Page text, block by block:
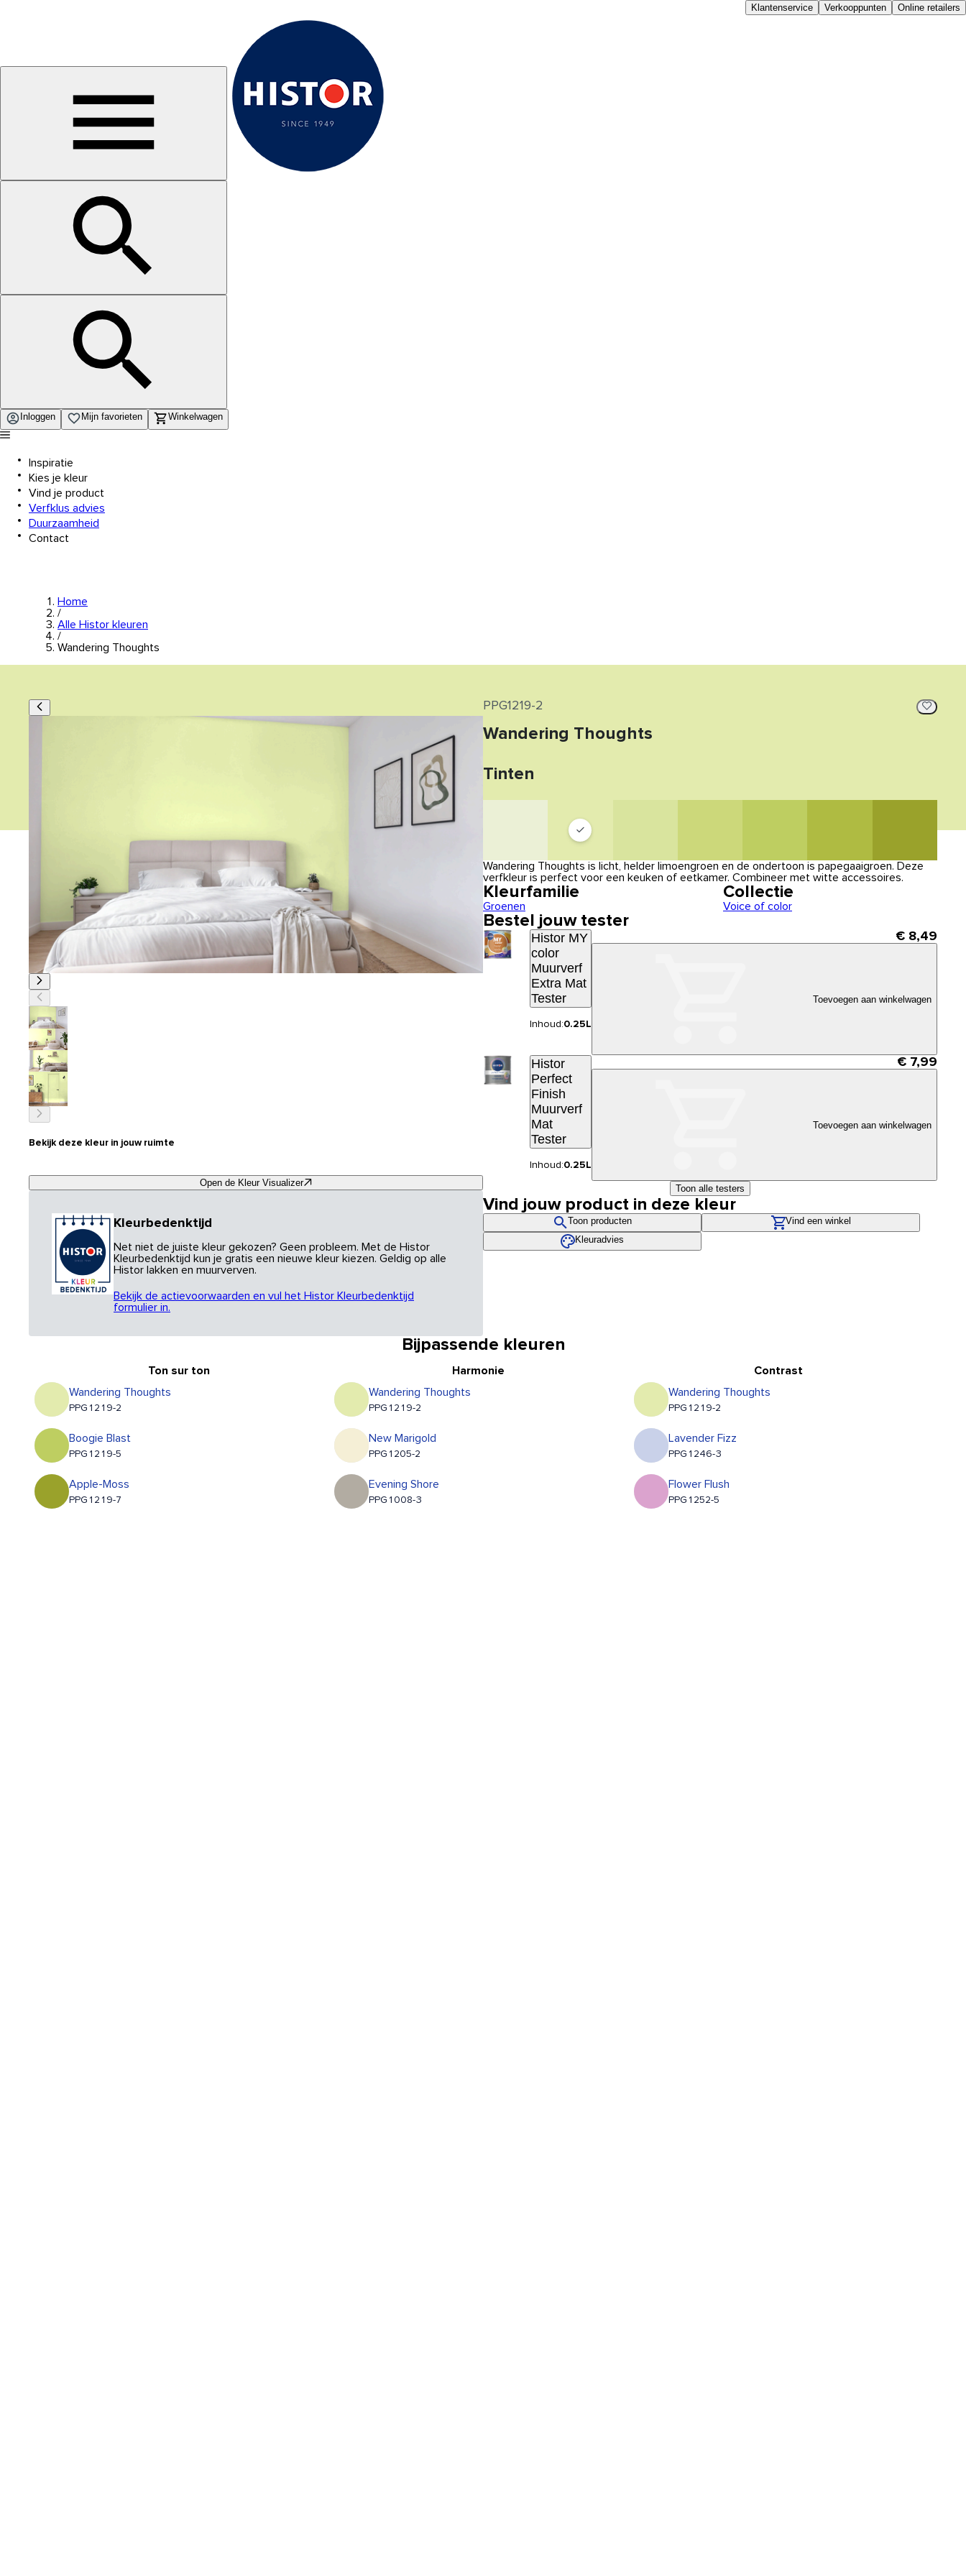
Klantenservice Verkooppunten Online retailers
Inloggen Mijn favorieten Winkelwagen
Inspiratie
Kies je kleur
Vind je product
Verfklus advies
Duurzaamheid
Contact
Home
/
Alle Histor kleuren
/
Wandering Thoughts
Bekijk deze kleur in jouw ruimte
Open de Kleur Visualizer
Kleurbedenktijd
Net niet de juiste kleur gekozen? Geen probleem. Met de Histor
Kleurbedenktijd kun je gratis een nieuwe kleur kiezen. Geldig op alle
Histor lakken en muurverven.
Bekijk de actievoorwaarden en vul het Histor Kleurbedenktijd
formulier in.
PPG1219-2
Wandering Thoughts
Tinten
Wandering Thoughts is licht, helder limoengroen en de ondertoon is papegaaigroen. Deze
verfkleur is perfect voor een keuken of eetkamer. Combineer met witte accessoires.
Kleurfamilie
Groenen
Collectie
Voice of color
Bestel jouw tester
Histor MY
color
Muurverf
Extra Mat
Tester
Inhoud:0.25L
€ 8,49
Toevoegen aan winkelwagen
Histor
Perfect
Finish
Muurverf
Mat
Tester
Inhoud:0.25L
€ 7,99
Toevoegen aan winkelwagen
Toon alle testers
Vind jouw product in deze kleur
Toon producten
Vind een winkel
Kleuradvies
Bijpassende kleuren
Ton sur ton
Wandering Thoughts
PPG1219-2
Boogie Blast
PPG1219-5
Apple-Moss
PPG1219-7
Harmonie
Wandering Thoughts
PPG1219-2
New Marigold
PPG1205-2
Evening Shore
PPG1008-3
Contrast
Wandering Thoughts
PPG1219-2
Lavender Fizz
PPG1246-3
Flower Flush
PPG1252-5